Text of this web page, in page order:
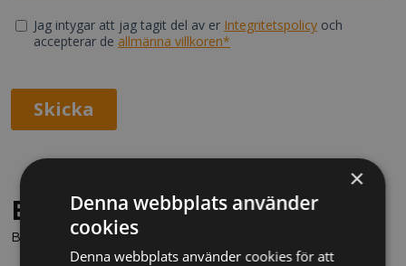
Behöver du juridisk hjälp?
Boka en kostnadsfri konsultation direkt via knappen nedan.
×
Denna webbplats använder
cookies
Denna webbplats använder cookies för att